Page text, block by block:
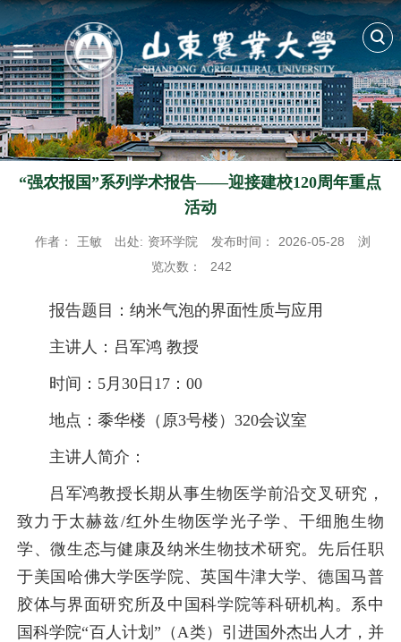
“强农报国”系列学术报告——迎接建校120周年重点
活动
作者： 王敏 出处: 资环学院 发布时间： 2026-05-28
浏
览次数：
242
报告题目：纳米气泡的界面性质与应用
主讲人：吕军鸿 教授
时间：5月30日17：00
地点：黍华楼（原3号楼）320会议室
主讲人简介：
吕军鸿教授长期从事生物医学前沿交叉研究，
致力于太赫兹/红外生物医学光子学、干细胞生物
学、微生态与健康及纳米生物技术研究。先后任职
于美国哈佛大学医学院、英国牛津大学、德国马普
胶体与界面研究所及中国科学院等科研机构。系中
国科学院“百人计划”（A类）引进国外杰出人才，并